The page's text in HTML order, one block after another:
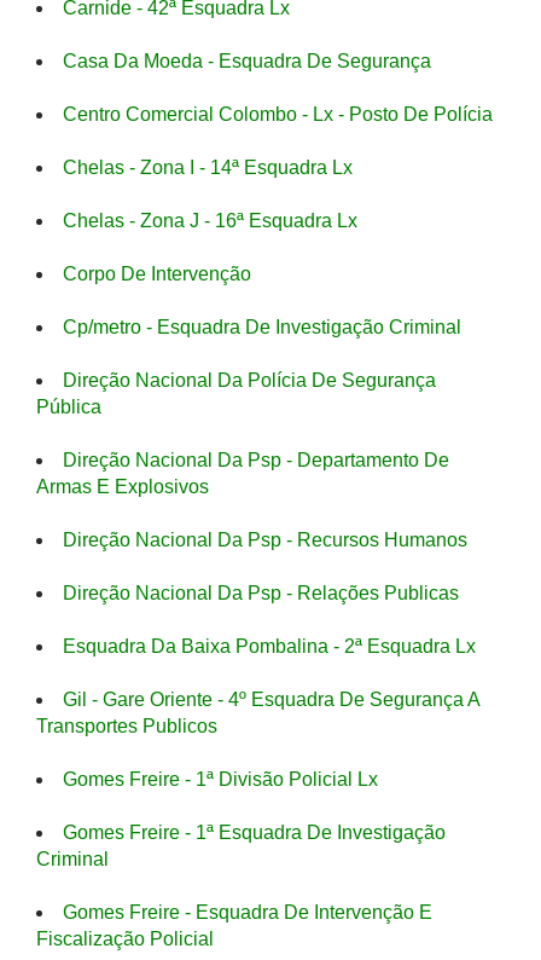
Carnide - 42ª Esquadra Lx
Casa Da Moeda - Esquadra De Segurança
Centro Comercial Colombo - Lx - Posto De Polícia
Chelas - Zona I - 14ª Esquadra Lx
Chelas - Zona J - 16ª Esquadra Lx
Corpo De Intervenção
Cp/metro - Esquadra De Investigação Criminal
Direção Nacional Da Polícia De Segurança
Pública
Direção Nacional Da Psp - Departamento De
Armas E Explosivos
Direção Nacional Da Psp - Recursos Humanos
Direção Nacional Da Psp - Relações Publicas
Esquadra Da Baixa Pombalina - 2ª Esquadra Lx
Gil - Gare Oriente - 4º Esquadra De Segurança A
Transportes Publicos
Gomes Freire - 1ª Divisão Policial Lx
Gomes Freire - 1ª Esquadra De Investigação
Criminal
Gomes Freire - Esquadra De Intervenção E
Fiscalização Policial